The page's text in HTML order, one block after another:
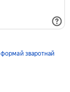
формай зваротнай